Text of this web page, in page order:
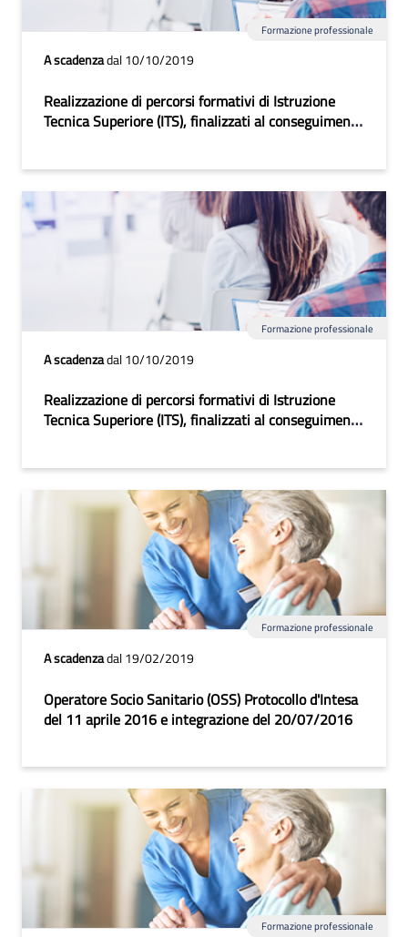
Formazione professionale
A scadenzadal 10/10/2019
Realizzazione di percorsi formativi di Istruzione
Tecnica Superiore (ITS), finalizzati al conseguimento
data 18/06/2019
Formazione professionale
A scadenzadal 10/10/2019
Realizzazione di percorsi formativi di Istruzione
Tecnica Superiore (ITS), finalizzati al conseguimento
Formazione professionale
A scadenzadal 19/02/2019
Operatore Socio Sanitario (OSS) Protocollo d'Intesa
del 11 aprile 2016 e integrazione del 20/07/2016
Formazione professionale